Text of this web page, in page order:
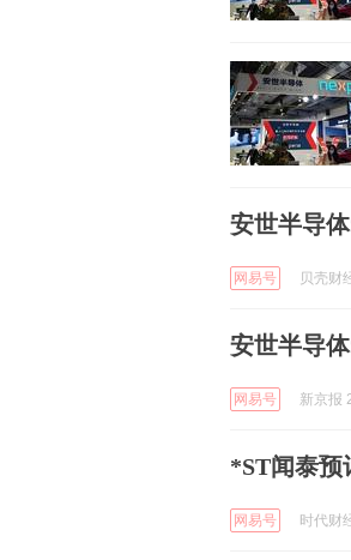
安世半导
网易号 贝壳财
安世半导
网易号 新京报
*ST闻泰预
网易号 时代财